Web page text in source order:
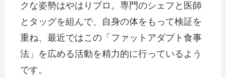
クな姿勢はやはりプロ。専門のシェフと医師
とタッグを組んで、自身の体をもって検証を
重ね、最近ではこの「ファットアダプト食事
法」を広める活動を精力的に行っているよう
です。